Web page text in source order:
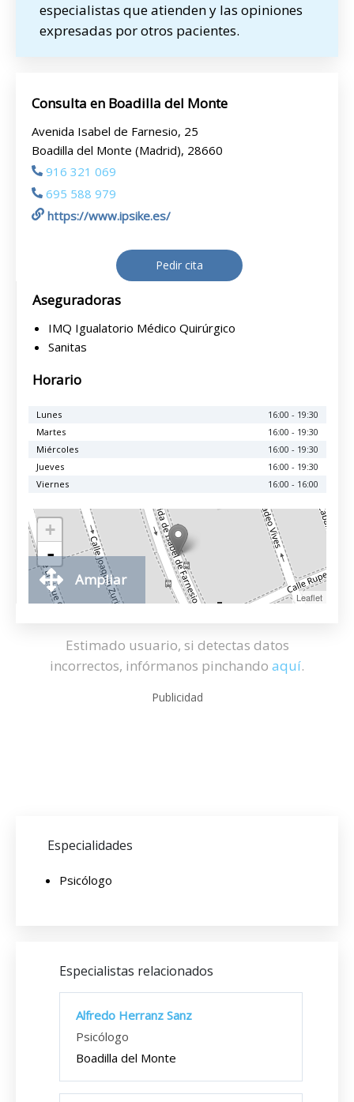
especialistas que atienden y las opiniones
expresadas por otros pacientes.
Consulta en Boadilla del Monte
Avenida Isabel de Farnesio, 25
Boadilla del Monte (Madrid), 28660
916 321 069
695 588 979
https://www.ipsike.es/
Pedir cita
Aseguradoras
IMQ Igualatorio Médico Quirúrgico
Sanitas
Horario
Lunes
16:00 - 19:30
Martes
16:00 - 19:30
Miércoles
16:00 - 19:30
Jueves
16:00 - 19:30
Viernes
16:00 - 16:00
+
-
Leaflet
Ampliar
Estimado usuario, si detectas datos
incorrectos, infórmanos pinchando aquí.
Publicidad
Especialidades
Psicólogo
Especialistas relacionados
Alfredo Herranz Sanz
Psicólogo
Boadilla del Monte